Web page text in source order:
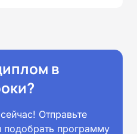
в
Отправьте
программу